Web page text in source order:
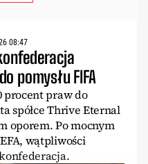
08:47
pomysłu FIFA
procent praw do
spółce Thrive Eternal
oporem. Po mocnym
wątpliwości